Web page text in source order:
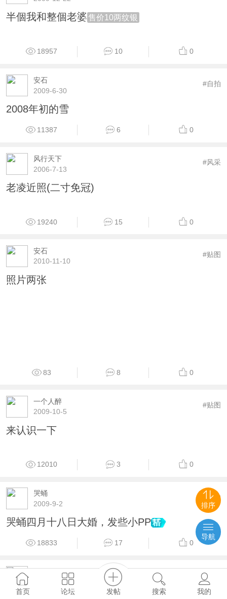
半個我和整個老婆 售价10两纹银
18957 10 0
安石
2009-6-30
#自拍
2008年初的雪
11387 6 0
风行天下
2006-7-13
#风采
老凌近照(二寸免冠)
19240 15 0
安石
2010-11-10
#贴图
照片两张
83 8 0
一个人醉
2009-10-5
#贴图
来认识一下
12010 3 0
哭蛹
2009-9-2
#自拍
哭蛹四月十八日大婚，发些小PP
18833 17 0
2008-12-30
#贴图
首页 论坛 发帖 搜索 我的
排序
导航